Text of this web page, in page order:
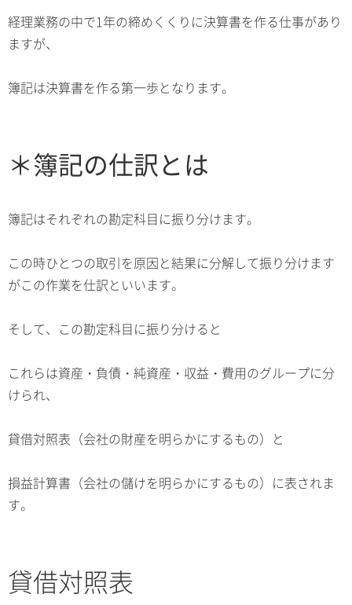
経理業務の中で1年の締めくくりに決算書を作る仕事があり
ますが、
簿記は決算書を作る第一歩となります。
＊簿記の仕訳とは
簿記はそれぞれの勘定科目に振り分けます。
この時ひとつの取引を原因と結果に分解して振り分けます
がこの作業を仕訳といいます。
そして、この勘定科目に振り分けると
これらは資産・負債・純資産・収益・費用のグループに分
けられ、
貸借対照表（会社の財産を明らかにするもの）と
損益計算書（会社の儲けを明らかにするもの）に表されま
す。
貸借対照表